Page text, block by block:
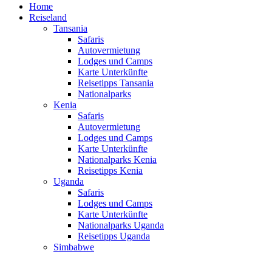
Home
Reiseland
Tansania
Safaris
Autovermietung
Lodges und Camps
Karte Unterkünfte
Reisetipps Tansania
Nationalparks
Kenia
Safaris
Autovermietung
Lodges und Camps
Karte Unterkünfte
Nationalparks Kenia
Reisetipps Kenia
Uganda
Safaris
Lodges und Camps
Karte Unterkünfte
Nationalparks Uganda
Reisetipps Uganda
Simbabwe